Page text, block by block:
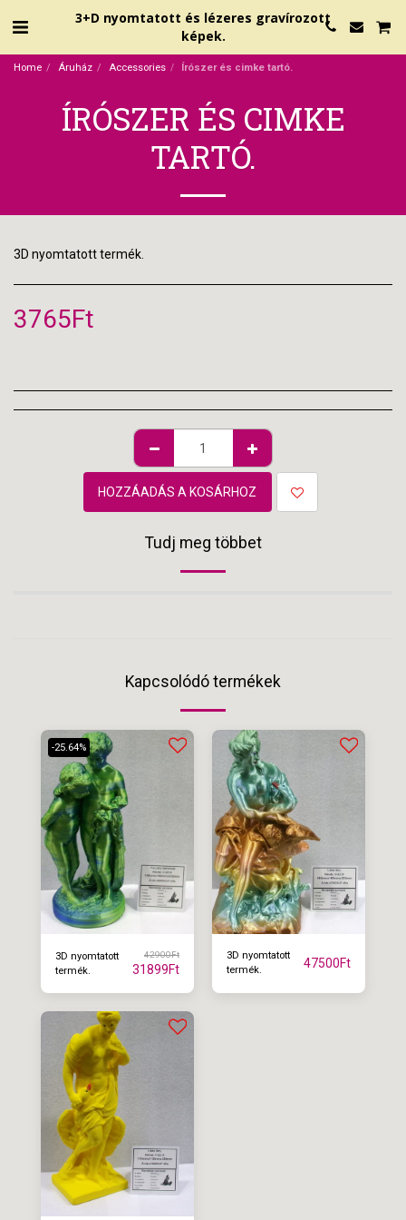
3+D nyomtatott és lézeres gravírozott
képek.
Home Áruház Accessories Írószer és cimke tartó.
ÍRÓSZER ÉS CIMKE
TARTÓ.
3D nyomtatott termék.
3765Ft
HOZZÁADÁS A KOSÁRHOZ
Tudj meg többet
Kapcsolódó termékek
-25.64%
3D nyomtatott
termék.
42900Ft
31899Ft
3D nyomtatott
termék.
47500Ft